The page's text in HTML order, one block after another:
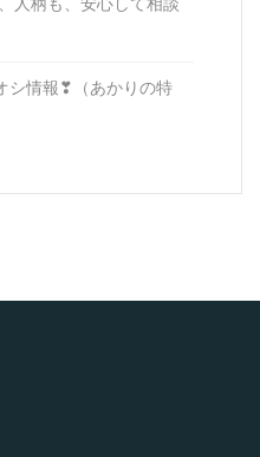
シ情報❣（あかりの特